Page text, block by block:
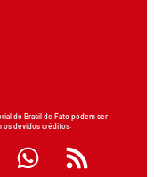
do Brasil de Fato podem ser
os devidos créditos.